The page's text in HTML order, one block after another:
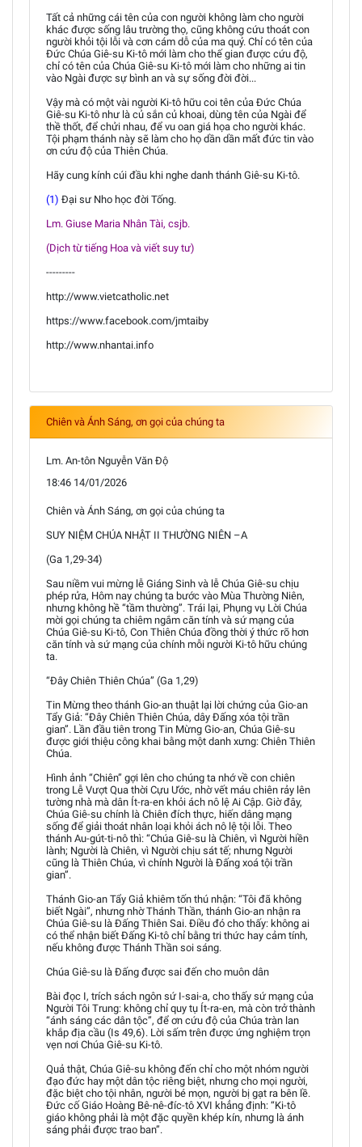
Tất cả những cái tên của con người không làm cho người
khác được sống lâu trường thọ, cũng không cứu thoát con
người khỏi tội lỗi và cơn cám dỗ của ma quỷ. Chỉ có tên của
Đức Chúa Giê-su Ki-tô mới làm cho thế gian được cứu độ,
chỉ có tên của Chúa Giê-su Ki-tô mới làm cho những ai tin
vào Ngài được sự bình an và sự sống đời đời...
Vậy mà có một vài người Ki-tô hữu coi tên của Đức Chúa
Giê-su Ki-tô như là củ sắn củ khoai, dùng tên của Ngài để
thề thốt, để chửi nhau, để vu oan giá họa cho người khác.
Tội phạm thánh này sẽ làm cho họ dần dần mất đức tin vào
ơn cứu độ của Thiên Chúa.
Hãy cung kính cúi đầu khi nghe danh thánh Giê-su Ki-tô.
(1) Đại sư Nho học đời Tống.
Lm. Giuse Maria Nhân Tài, csjb.
(Dịch từ tiếng Hoa và viết suy tư)
---------
http://www.vietcatholic.net
https://www.facebook.com/jmtaiby
http://www.nhantai.info
Chiên và Ánh Sáng, ơn gọi của chúng ta
Lm. An-tôn Nguyễn Văn Độ
18:46 14/01/2026
Chiên và Ánh Sáng, ơn gọi của chúng ta
SUY NIỆM CHÚA NHẬT II THƯỜNG NIÊN –A
(Ga 1,29-34)
Sau niềm vui mừng lễ Giáng Sinh và lễ Chúa Giê-su chịu
phép rửa, Hôm nay chúng ta bước vào Mùa Thường Niên,
nhưng không hề “tầm thường”. Trái lại, Phụng vụ Lời Chúa
mời gọi chúng ta chiêm ngắm căn tính và sứ mạng của
Chúa Giê-su Ki-tô, Con Thiên Chúa đồng thời ý thức rõ hơn
căn tính và sứ mạng của chính mỗi người Ki-tô hữu chúng
ta.
“Đây Chiên Thiên Chúa” (Ga 1,29)
Tin Mừng theo thánh Gio-an thuật lại lời chứng của Gio-an
Tẩy Giả: “Đây Chiên Thiên Chúa, dây Đấng xóa tội trần
gian”. Lần đầu tiên trong Tin Mừng Gio-an, Chúa Giê-su
được giới thiệu công khai bằng một danh xưng: Chiên Thiên
Chúa.
Hình ảnh “Chiên” gợi lên cho chúng ta nhớ về con chiên
trong Lễ Vượt Qua thời Cựu Ước, nhờ vết máu chiên rảy lên
tường nhà mà dân Ít-ra-en khỏi ách nô lệ Ai Cập. Giờ đây,
Chúa Giê-su chính là Chiên đích thực, hiến dâng mạng
sống để giải thoát nhân loại khỏi ách nô lệ tội lỗi. Theo
thánh Au-gút-ti-nô thì: “Chúa Giê-su là Chiên, vì Người hiền
lành; Người là Chiên, vì Người chịu sát tế; nhưng Người
cũng là Thiên Chúa, vì chính Người là Đấng xoá tội trần
gian”.
Thánh Gio-an Tẩy Giả khiêm tốn thú nhận: “Tôi đã không
biết Ngài”, nhưng nhờ Thánh Thần, thánh Gio-an nhận ra
Chúa Giê-su là Đấng Thiên Sai. Điều đó cho thấy: không ai
có thể nhận biết Đấng Ki-tô chỉ bằng tri thức hay cảm tính,
nếu không được Thánh Thần soi sáng.
Chúa Giê-su là Đấng được sai đến cho muôn dân
Bài đọc I, trích sách ngôn sứ I-sai-a, cho thấy sứ mạng của
Người Tôi Trung: không chỉ quy tụ Ít-ra-en, mà còn trở thành
“ánh sáng các dân tộc”, để ơn cứu độ của Chúa tràn lan
khắp địa cầu (Is 49,6). Lời sấm trên được ứng nghiệm trọn
vẹn nơi Chúa Giê-su Ki-tô.
Quả thật, Chúa Giê-su không đến chỉ cho một nhóm người
đạo đức hay một dân tộc riêng biệt, nhưng cho mọi người,
đặc biệt cho tội nhân, người bé mọn, người bị gạt ra bên lề.
Đức cố Giáo Hoàng Bê-nê-đíc-tô XVI khẳng định: “Ki-tô
giáo không phải là một đặc quyền khép kín, nhưng là ánh
sáng phải được trao ban”.